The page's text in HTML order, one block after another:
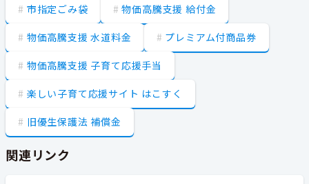
市指定ごみ袋 物価高騰支援 給付金
物価高騰支援 水道料金 プレミアム付商品券
物価高騰支援 子育て応援手当
楽しい子育て応援サイト はこすく
旧優生保護法 補償金
関連リンク